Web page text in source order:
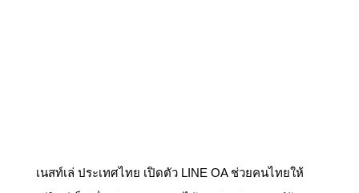
เนสท์เล่ ประเทศไทย เปิดตัว LINE OA ช่วยคนไทยให้